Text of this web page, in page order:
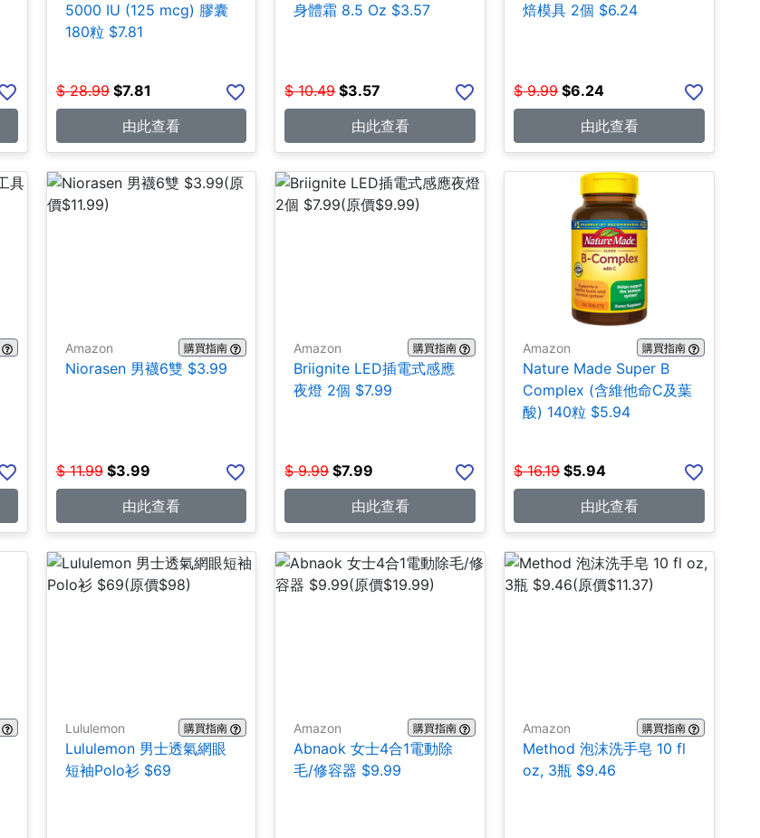
5000 IU (125 mcg) 膠囊
180粒 $7.81
$ 28.99 $7.81
由此查看
身體霜 8.5 Oz $3.57
$ 10.49 $3.57
由此查看
焙模具 2個 $6.24
$ 9.99 $6.24
由此查看
Amazon 購買指南
Niorasen 男襪6雙 $3.99
$ 11.99 $3.99
由此查看
Amazon 購買指南
Briignite LED插電式感應
夜燈 2個 $7.99
$ 9.99 $7.99
由此查看
Amazon 購買指南
Nature Made Super B
Complex (含維他命C及葉
酸) 140粒 $5.94
$ 16.19 $5.94
由此查看
Lululemon 購買指南
Lululemon 男士透氣網眼
短袖Polo衫 $69
Amazon 購買指南
Abnaok 女士4合1電動除
毛/修容器 $9.99
Amazon 購買指南
Method 泡沫洗手皂 10 fl
oz, 3瓶 $9.46